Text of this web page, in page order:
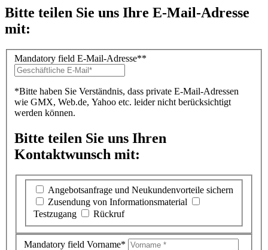
Bitte teilen Sie uns Ihre E-Mail-Adresse
mit:
Mandatory field E-Mail-Adresse**
*Bitte haben Sie Verständnis, dass private E-Mail-Adressen
wie GMX, Web.de, Yahoo etc. leider nicht berücksichtigt
werden können.
Bitte teilen Sie uns Ihren
Kontaktwunsch mit:
Angebotsanfrage und Neukundenvorteile sichern
Zusendung von Informationsmaterial
Testzugang
Rückruf
Mandatory field Vorname*